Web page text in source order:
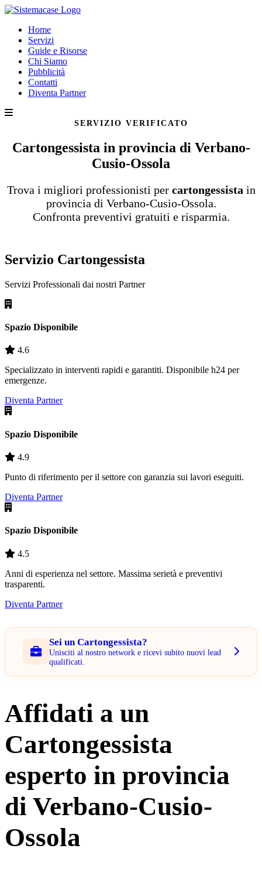
Home
Servizi
Guide e Risorse
Chi Siamo
Pubblicità
Contatti
Diventa Partner
SERVIZIO VERIFICATO
Cartongessista in provincia di Verbano-
Cusio-Ossola
Trova i migliori professionisti per cartongessista in
provincia di Verbano-Cusio-Ossola.
Confronta preventivi gratuiti e risparmia.
Servizio Cartongessista
Servizi Professionali dai nostri Partner
Spazio Disponibile
4.6
Specializzato in interventi rapidi e garantiti. Disponibile h24 per
emergenze.
Diventa Partner
Spazio Disponibile
4.9
Punto di riferimento per il settore con garanzia sui lavori eseguiti.
Diventa Partner
Spazio Disponibile
4.5
Anni di esperienza nel settore. Massima serietà e preventivi
trasparenti.
Diventa Partner
Sei un Cartongessista?
Unisciti al nostro network e ricevi subito nuovi lead
qualificati.
Affidati a un
Cartongessista
esperto in provincia
di Verbano-Cusio-
Ossola